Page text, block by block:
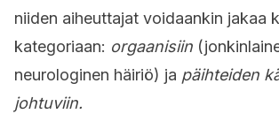
niiden aiheuttajat voidaankin jakaa
kategoriaan: orgaanisiin
neurologinen häiriö) ja päihteiden
johtuviin.